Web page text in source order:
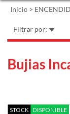
Inicio >
Filtrar por:
Bujias
STOCK DISPONIBLE